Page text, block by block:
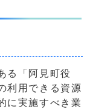
る「阿見町役
利用できる資源
に実施すべき業